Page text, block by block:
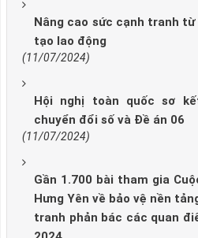
Nâng cao sức cạnh tranh
tạo lao động
(11/07/2024)
Hội nghị toàn quốc sơ
chuyển đổi số và Đề án 06
(11/07/2024)
Gần 1.700 bài tham gia
Hưng Yên về bảo vệ nền
tranh phản bác các quan